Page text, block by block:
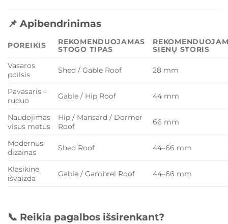
📌 Apibendrinimas
POREIKIS
REKOMENDUOJAMAS
STOGO TIPAS
SIENŲ STORIS
Vasaros
poilsis
Shed / Gable Roof 28 mm
Pavasaris –
ruduo
Gable / Hip Roof 44 mm
Naudojimas
visus metus
Hip / Mansard / Dormer
Roof
66 mm
Modernus
dizainas
Shed Roof 44–66 mm
Klasikinė
išvaizda
Gable / Gambrel Roof 44–66 mm
📞 Reikia pagalbos išsirenkant?